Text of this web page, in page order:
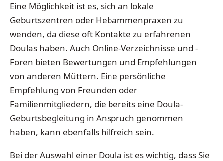
Eine Möglichkeit ist es, sich an lokale
Geburtszentren oder Hebammenpraxen zu
wenden, da diese oft Kontakte zu erfahrenen
Doulas haben. Auch Online-Verzeichnisse und -
Foren bieten Bewertungen und Empfehlungen
von anderen Müttern. Eine persönliche
Empfehlung von Freunden oder
Familienmitgliedern, die bereits eine Doula-
Geburtsbegleitung in Anspruch genommen
haben, kann ebenfalls hilfreich sein.
Bei der Auswahl einer Doula ist es wichtig, dass Sie